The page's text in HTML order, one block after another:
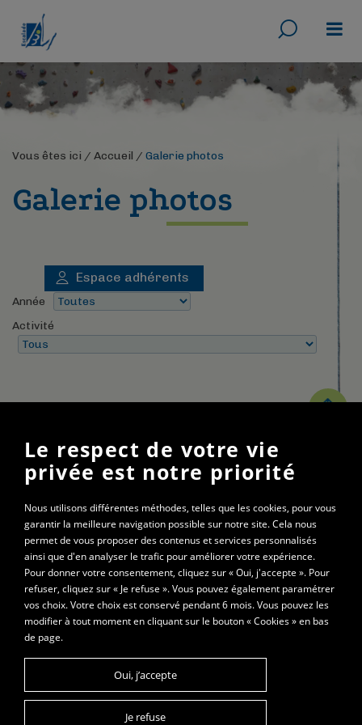
Rechercher Menu
Vous êtes ici / Accueil / Galerie photos
Galerie photos
Espace adhérents
Année
Activité
Gymnase St-Roch
20 rue Charles Démia
les mardis de 20h15 à 22h
les jeudis de 20h à 22h
© 2021 - Les 3 mousquetons
Plan du site
Mentions légales
Cookies
Le respect de votre vie
privée est notre priorité
Nous utilisons différentes méthodes, telles que les cookies, pour vous
garantir la meilleure navigation possible sur notre site. Cela nous
permet de vous proposer des contenus et services personnalisés
ainsi que d'en analyser le trafic pour améliorer votre expérience.
Pour donner votre consentement, cliquez sur « Oui, j'accepte ». Pour
refuser, cliquez sur « Je refuse ». Vous pouvez également paramétrer
vos choix. Votre choix est conservé pendant 6 mois. Vous pouvez les
modifier à tout moment en cliquant sur le bouton « Cookies » en bas
de page.
Oui, j’accepte
Je refuse